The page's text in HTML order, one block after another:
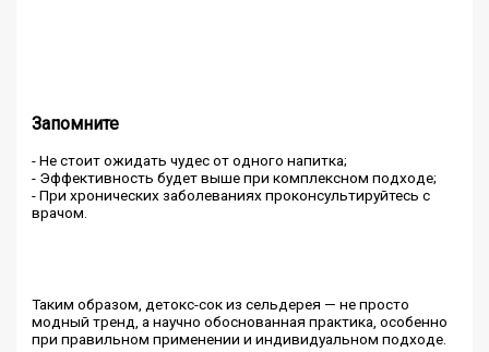
Запомните
- Не стоит ожидать чудес от одного напитка;
- Эффективность будет выше при комплексном подходе;
- При хронических заболеваниях проконсультируйтесь с
врачом.
Таким образом, детокс-сок из сельдерея — не просто
модный тренд, а научно обоснованная практика, особенно
при правильном применении и индивидуальном подходе.